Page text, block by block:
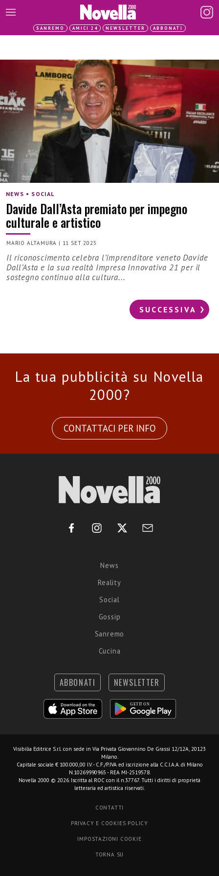
SANREMO AMICI 24 NEWSLETTER ABBONATI
NEWS • SOCIAL
Davide Dall’Asta premiato per impegno
culturale e artistico
MARIO ALTAMURA | 11 SET 2025
Il riconoscimento celebra l’imprenditore veneto Davide
Dall’Asta e la sua realtà Impresa Innovativa 21 per il
sostegno continuo alla cultura...
SUCCESSIVA
La tua pubblicità su Novella
2000?
CONTATTACI PER INFO
News
Reality
Social
Gossip
Sanremo
Cucina
ABBONATI NEWSLETTER
Visibilia Editrice S.r.l. con sede in Via Privata Giovannino De Grassi 12/12A, 20123
Milano.
Capitale sociale € 100.000,00 I.V. - C.F./P.IVA ed iscrizione alla C.C.I.A.A. di Milano
N.10269990965 - REA MI-2519578.
Novella 2000 © 2026. Iscritta al ROC con il n.37767. Tutti i diritti di proprietà
letteraria ed artistica riservati.
CONTATTI
PRIVACY E COOKIES POLICY
IMPOSTAZIONI COOKIE
TORNA SU